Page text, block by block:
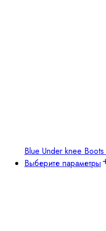
Blue Under knee Boots
Выберите параметры